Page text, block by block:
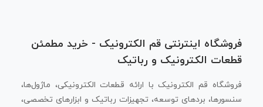
فروشگاه اینترنتی قم الکترونیک - خرید مطمئن
قطعات الکترونیک و رباتیک
فروشگاه قم الکترونیک با ارائه قطعات الکترونیکی، ماژول‌ها،
سنسورها، بردهای توسعه، تجهیزات رباتیک و ابزارهای تخصصی،